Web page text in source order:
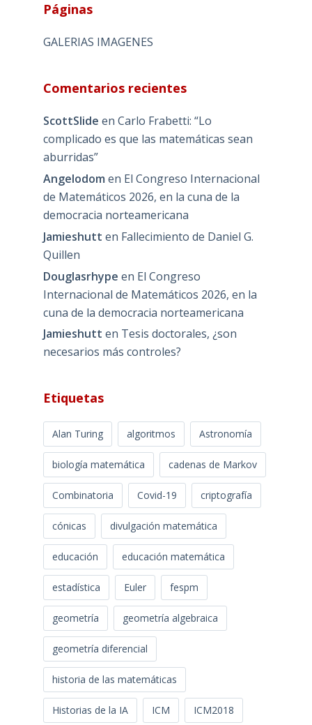
Páginas
GALERIAS IMAGENES
Comentarios recientes
ScottSlide en Carlo Frabetti: “Lo
complicado es que las matemáticas sean
aburridas”
Angelodom en El Congreso Internacional
de Matemáticos 2026, en la cuna de la
democracia norteamericana
Jamieshutt en Fallecimiento de Daniel G.
Quillen
Douglasrhype en El Congreso
Internacional de Matemáticos 2026, en la
cuna de la democracia norteamericana
Jamieshutt en Tesis doctorales, ¿son
necesarios más controles?
Etiquetas
Alan Turing algoritmos Astronomía
biología matemática cadenas de Markov
Combinatoria Covid-19 criptografía
cónicas divulgación matemática
educación educación matemática
estadística Euler fespm
geometría geometría algebraica
geometría diferencial
historia de las matemáticas
Historias de la IA ICM ICM2018